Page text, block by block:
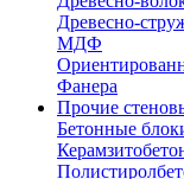
Древесно-
МДФ
Фанера
Прочие
Бетонные